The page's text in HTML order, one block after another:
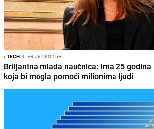
/TECH I PRIJE OKO 15H
Briljantna mlada naučnica: Ima 25
koja bi mogla pomoći milionima ljudi